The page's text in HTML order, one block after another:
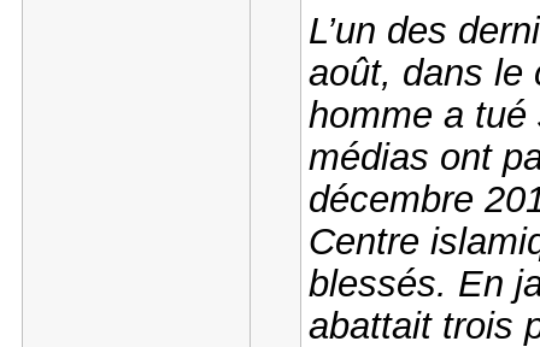
L’un des
août, dans le
homme a tué
médias ont
décembre
Centre
blessés. En
abattait trois